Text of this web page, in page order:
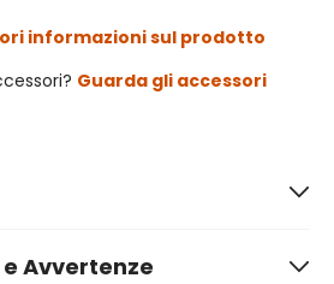
informazioni sul prodotto
Guarda gli accessori
Avvertenze